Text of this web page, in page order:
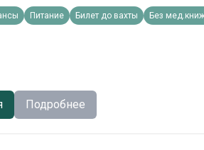
можно без опыта работы.
каникулы; - ⁠Налоговые
Единоразовая выплата от 1 400
На Авито c 31 января 2026 Реквизиты
Питание Билет до вахты Без
Подробнее